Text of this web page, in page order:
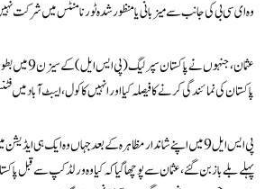
وہ ای سی بی کی جانب سے میزبانی یا منظور شدہ ٹورنامنٹس میں شرکت
عثمان، جنہوں نے
پاکستان کی نمائندگی کرنے کا فیصلہ کیا اور انہیں کاکول، ایبٹ آباد میں
پی ایس ایل 9 میں اپنے شاندار مظاہرہ کے بعد جہاں وہ ایک ہی
پہلے بلے باز بن گئے، عثمان سے پوچھا گیا کہ کیا وہ ورلڈ کپ سے قبل